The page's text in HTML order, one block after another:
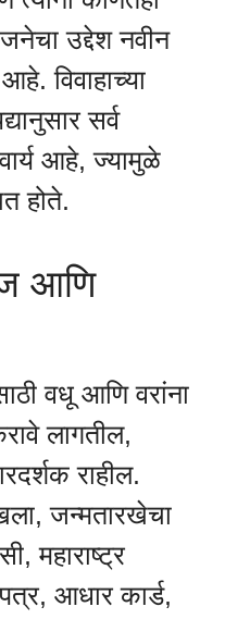
उद्देश नवीन
विवाहाच्या
सर्व
आहे, ज्यामुळे
होते.
आणि
वधू आणि वरांना
लागतील,
राहील.
जन्मतारखेचा
महाराष्ट्र
आधार कार्ड,